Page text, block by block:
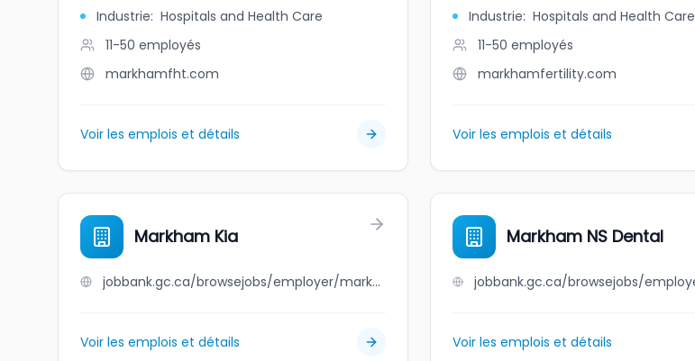
Industrie: Hospitals and Health Care
11-50 employés
markhamfht.com
Voir les emplois et détails
Industrie: Hospitals and Health Care
11-50 employés
markhamfertility.com
Voir les emplois et détails
Markham Kia
jobbank.gc.ca/browsejobs/employer/markham+kia/ca
Voir les emplois et détails
Markham NS Dental
Voir les emplois et détails